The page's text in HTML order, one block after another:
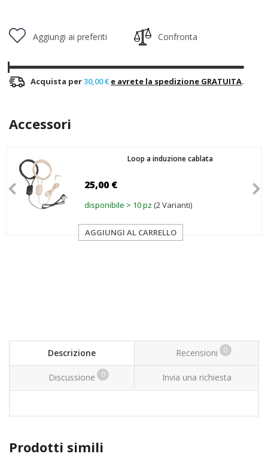
Aggiungi ai preferiti Confronta
Acquista per30,00 € e avrete la spedizione GRATUITA.
Accessori
Loop a induzione cablata
25,00 €
disponibile > 10 pz (2 Varianti)
AGGIUNGI AL CARRELLO
Descrizione Recensioni 0
Discussione 0 Invia una richiesta
Prodotti simili